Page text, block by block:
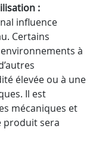
:
influence
Certains
à
élevée ou à une
Il est
mécaniques et
produit sera